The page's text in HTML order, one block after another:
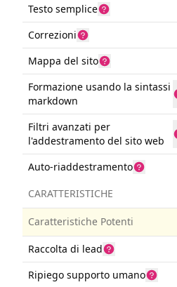
Testo semplice
Correzioni
Mappa del sito
Formazione usando la sintassi
markdown
Filtri avanzati per
l'addestramento del sito web
Auto-riaddestramento
CARATTERISTICHE
Caratteristiche Potenti
Raccolta di lead
Ripiego supporto umano